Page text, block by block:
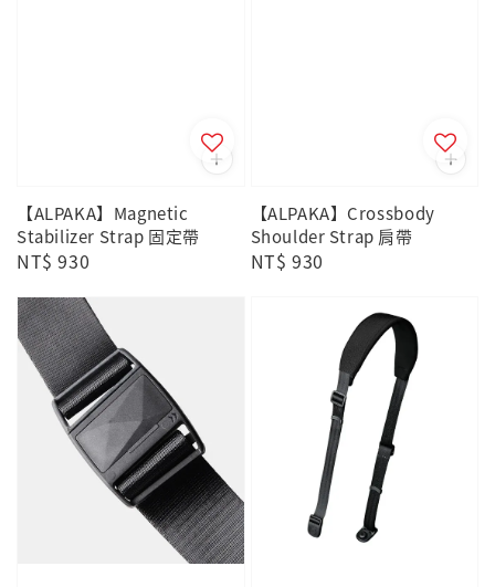
【ALPAKA】Magnetic
Stabilizer Strap 固定帶
Regular
NT$ 930
【ALPAKA】Crossbody
Shoulder Strap 肩帶
Regular
NT$ 930